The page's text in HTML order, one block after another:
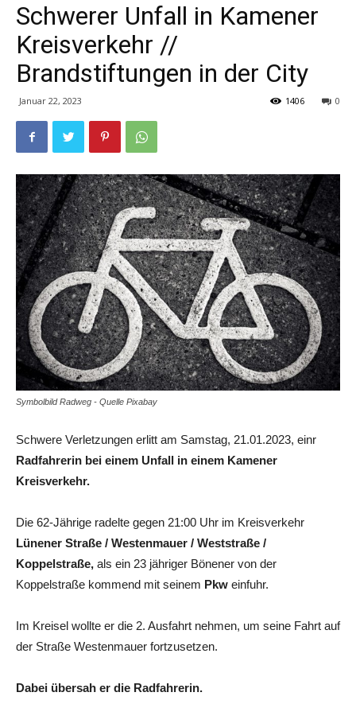
Schwerer Unfall in Kamener
Kreisverkehr //
Brandstiftungen in der City
Januar 22, 2023 0
1406
Symbolbild Radweg - Quelle Pixabay
Schwere Verletzungen erlitt am Samstag, 21.01.2023, einr
Radfahrerin bei einem Unfall in einem Kamener
Kreisverkehr.
Die 62-Jährige radelte gegen 21:00 Uhr im Kreisverkehr
Lünener Straße / Westenmauer / Weststraße /
Koppelstraße, als ein 23 jähriger Bönener von der
Koppelstraße kommend mit seinem Pkw einfuhr.
Im Kreisel wollte er die 2. Ausfahrt nehmen, um seine Fahrt auf
der Straße Westenmauer fortzusetzen.
Dabei übersah er die Radfahrerin.